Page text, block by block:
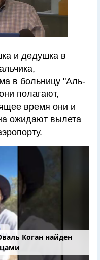
и дедушка в
в больницу "Аль-
полагают,
время они и
ожидают вылета
Коган найден